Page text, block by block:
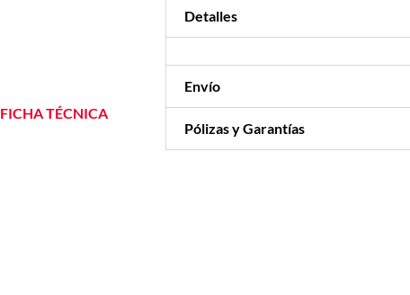
FICHA TÉCNICA
Detalles
Envío
Pólizas y Garantías